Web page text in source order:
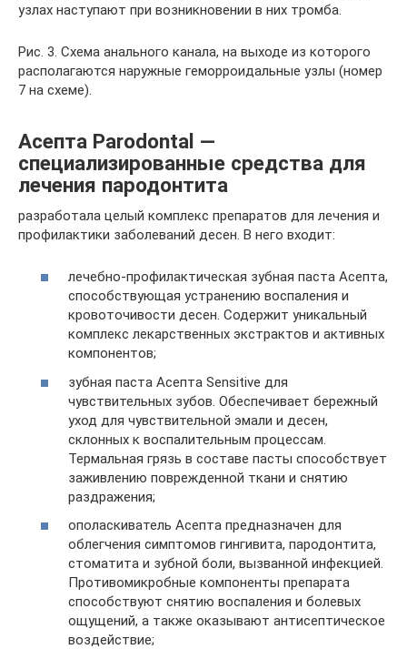
узлах наступают при возникновении в них тромба.
Рис. 3. Схема анального канала, на выходе из которого
располагаются наружные геморроидальные узлы (номер
7 на схеме).
Асепта Parodontal —
специализированные средства для
лечения пародонтита
разработала целый комплекс препаратов для лечения и
профилактики заболеваний десен. В него входит:
лечебно-профилактическая зубная паста Асепта,
способствующая устранению воспаления и
кровоточивости десен. Содержит уникальный
комплекс лекарственных экстрактов и активных
компонентов;
зубная паста Асепта Sensitive для
чувствительных зубов. Обеспечивает бережный
уход для чувствительной эмали и десен,
склонных к воспалительным процессам.
Термальная грязь в составе пасты способствует
заживлению поврежденной ткани и снятию
раздражения;
ополаскиватель Асепта предназначен для
облегчения симптомов гингивита, пародонтита,
стоматита и зубной боли, вызванной инфекцией.
Противомикробные компоненты препарата
способствуют снятию воспаления и болевых
ощущений, а также оказывают антисептическое
воздействие;